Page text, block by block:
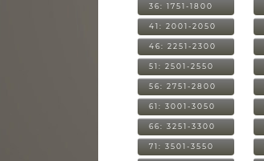
36: 1751-1800
41: 2001-2050
46: 2251-2300
51: 2501-2550
56: 2751-2800
61: 3001-3050
66: 3251-3300
71: 3501-3550